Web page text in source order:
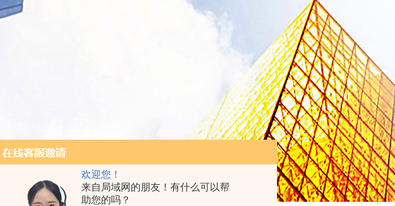
欢迎您！
来自局域网的朋友！有什么可以帮
助您的吗？